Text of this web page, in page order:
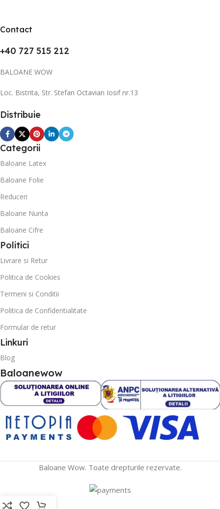
Contact
+40 727 515 212
BALOANE WOW
Loc. Bistrita, Str. Stefan Octavian Iosif nr.13
Distribuie
Categorii
Baloane Latex
Baloane Folie
Reduceri
Baloane Nunta
Baloane Cifre
Politici
Livrare si Retur
Politica de Cookies
Termeni si Conditii
Politica de Confidentialitate
Formular de retur
Linkuri
Blog
Baloanewow
Baloane Wow. Toate drepturile rezervate.